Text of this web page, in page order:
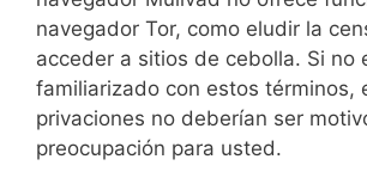
navegador Tor, como eludir la
acceder a sitios de cebolla. Si no
familiarizado con estos términos,
privaciones no deberían ser
preocupación para usted.